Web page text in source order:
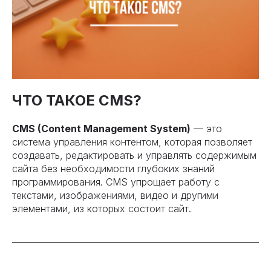
ЧТО ТАКОЕ CMS?
CMS (Content Management System) — это
система управления контентом, которая позволяет
создавать, редактировать и управлять содержимым
сайта без необходимости глубоких знаний
программирования. CMS упрощает работу с
текстами, изображениями, видео и другими
элементами, из которых состоит сайт.